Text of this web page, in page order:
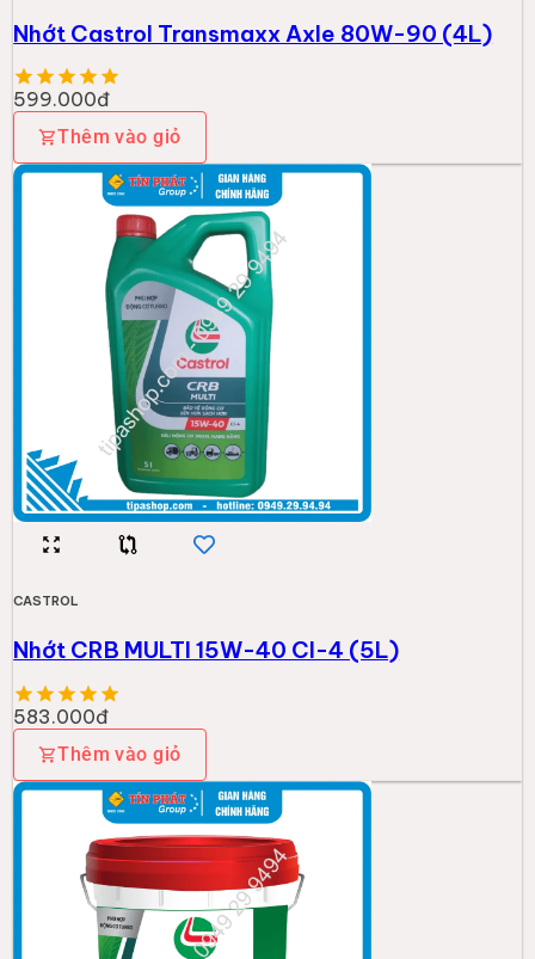
Nhớt Castrol Transmaxx Axle 80W-90 (4L)
599.000đ
Thêm vào giỏ
CASTROL
Nhớt CRB MULTI 15W-40 CI-4 (5L)
583.000đ
Thêm vào giỏ